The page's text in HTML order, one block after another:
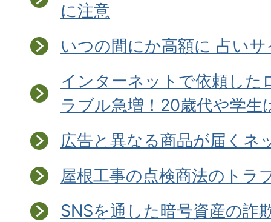
に注意
いつの間にか高額に 占い
インターネットで依頼した
ラブル急増！20歳代や学生
広告と異なる商品が届くネ
屋根工事の点検商法のトラ
SNSを通した暗号資産の詐